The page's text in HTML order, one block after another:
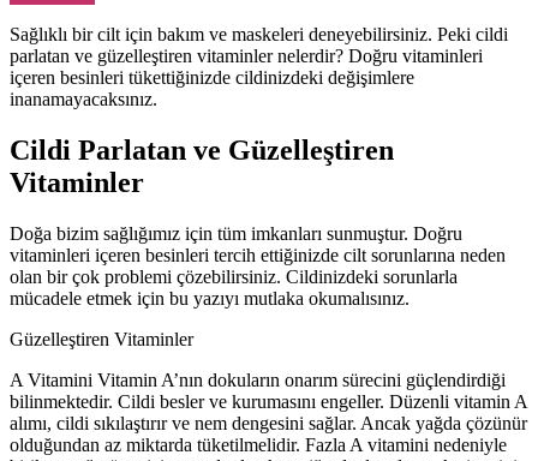
Sağlıklı bir cilt için bakım ve maskeleri deneyebilirsiniz. Peki cildi
parlatan ve güzelleştiren vitaminler nelerdir? Doğru vitaminleri
içeren besinleri tükettiğinizde cildinizdeki değişimlere
inanamayacaksınız.
Cildi Parlatan ve Güzelleştiren
Vitaminler
Doğa bizim sağlığımız için tüm imkanları sunmuştur. Doğru
vitaminleri içeren besinleri tercih ettiğinizde cilt sorunlarına neden
olan bir çok problemi çözebilirsiniz. Cildinizdeki sorunlarla
mücadele etmek için bu yazıyı mutlaka okumalısınız.
Güzelleştiren Vitaminler
A Vitamini Vitamin A’nın dokuların onarım sürecini güçlendirdiği
bilinmektedir. Cildi besler ve kurumasını engeller. Düzenli vitamin A
alımı, cildi sıkılaştırır ve nem dengesini sağlar. Ancak yağda çözünür
olduğundan az miktarda tüketilmelidir. Fazla A vitamini nedeniyle